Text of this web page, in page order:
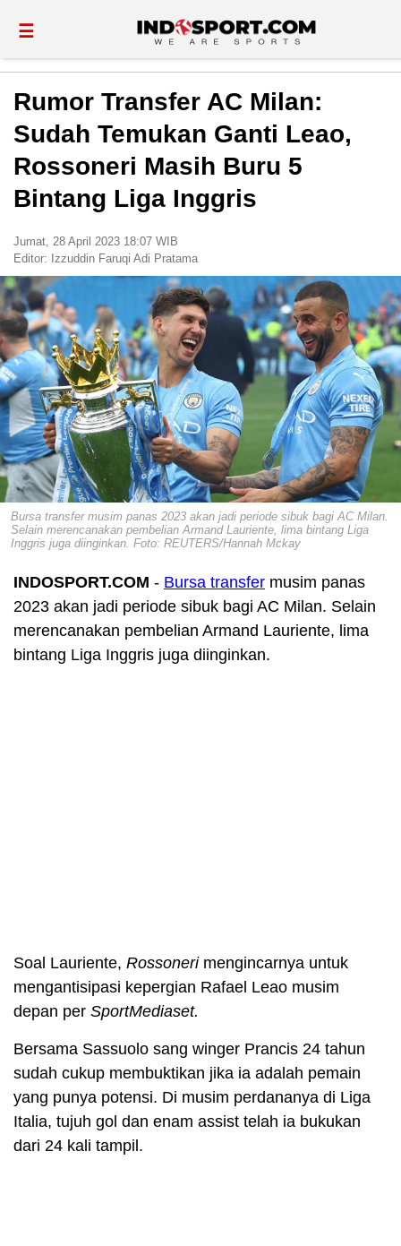
☰
Rumor Transfer AC Milan:
Sudah Temukan Ganti Leao,
Rossoneri Masih Buru 5
Bintang Liga Inggris
Jumat, 28 April 2023 18:07 WIB
Editor: Izzuddin Faruqi Adi Pratama
Bursa transfer musim panas 2023 akan jadi periode sibuk bagi AC Milan.
Selain merencanakan pembelian Armand Lauriente, lima bintang Liga
Inggris juga diinginkan. Foto: REUTERS/Hannah Mckay
INDOSPORT.COM - Bursa transfer musim panas
2023 akan jadi periode sibuk bagi AC Milan. Selain
merencanakan pembelian Armand Lauriente, lima
bintang Liga Inggris juga diinginkan.
Soal Lauriente, Rossoneri mengincarnya untuk
mengantisipasi kepergian Rafael Leao musim
depan per SportMediaset.
Bersama Sassuolo sang winger Prancis 24 tahun
sudah cukup membuktikan jika ia adalah pemain
yang punya potensi. Di musim perdananya di Liga
Italia, tujuh gol dan enam assist telah ia bukukan
dari 24 kali tampil.